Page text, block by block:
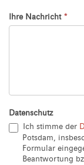
Ihre Nachricht *
Datenschutz
Ich stimme der
Potsdam,
Formular
Beantwortung